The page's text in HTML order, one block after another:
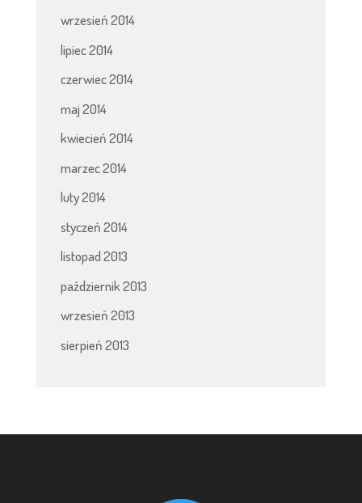
wrzesień 2014
lipiec 2014
czerwiec 2014
maj 2014
kwiecień 2014
marzec 2014
luty 2014
styczeń 2014
listopad 2013
październik 2013
wrzesień 2013
sierpień 2013